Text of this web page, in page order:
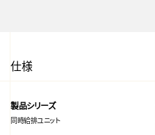
仕様
製品シリーズ
同時給排ユニット